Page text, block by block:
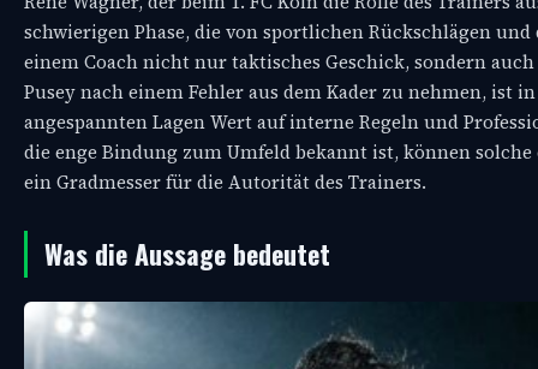
schwierigen Phase, die von sportlichen Rückschlägen
einem Coach nicht nur taktisches Geschick, sondern
Pusey nach einem Fehler aus dem Kader zu nehmen, ist
angespannten Lagen Wert auf interne Regeln und
die enge Bindung zum Umfeld bekannt ist, können
ein Gradmesser für die Autorität des Trainers.
Was die Aussage bedeutet